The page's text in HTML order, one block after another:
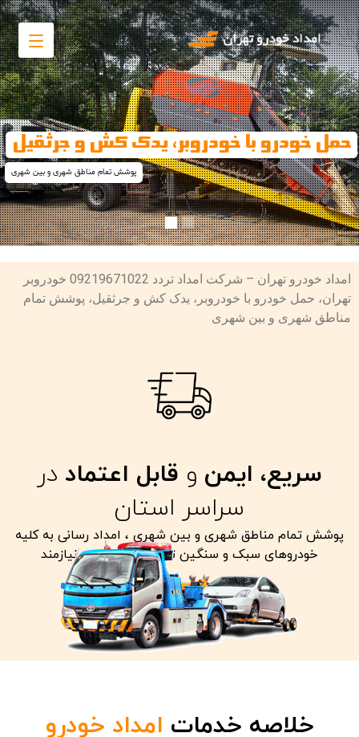
حمل خودرو با خودروبر، یدک کش و جرثقیل
پوشش تمام مناطق شهری و بین شهری
امداد خودرو تهران – شرکت امداد تردد 09219671022 خودروبر
تهران، حمل خودرو با خودروبر، یدک کش و جرثقیل، پوشش تمام
مناطق شهری و بین شهری
سریع، ایمن و قابل اعتماد در
سراسر استان
پوشش تمام مناطق شهری و بین شهری ، امداد رسانی به کلیه
خودروهای سبک و سنگین تصادفی معیوب و نیازمند
خلاصه خدمات امداد خودرو